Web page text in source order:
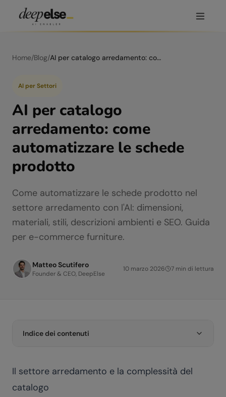
Home/Blog/ AI per catalogo arredamento: come automatizzare le schede prodotto
AI per Settori
AI per catalogo
arredamento: come
automatizzare le schede
prodotto
Come automatizzare le schede prodotto nel
settore arredamento con l'AI: dimensioni,
materiali, stili, descrizioni ambienti e SEO. Guida
per e-commerce furniture.
Matteo Scutifero
Founder & CEO, DeepElse
10 marzo 2026 7 min di lettura
Indice dei contenuti
Il settore arredamento e la complessità del
catalogo